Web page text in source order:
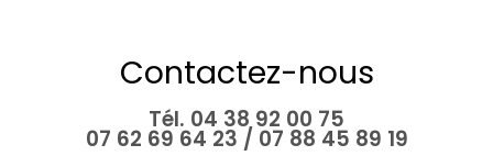
Contactez-nous
Tél. 04 38 92 00 75
07 62 69 64 23 / 07 88 45 89 19